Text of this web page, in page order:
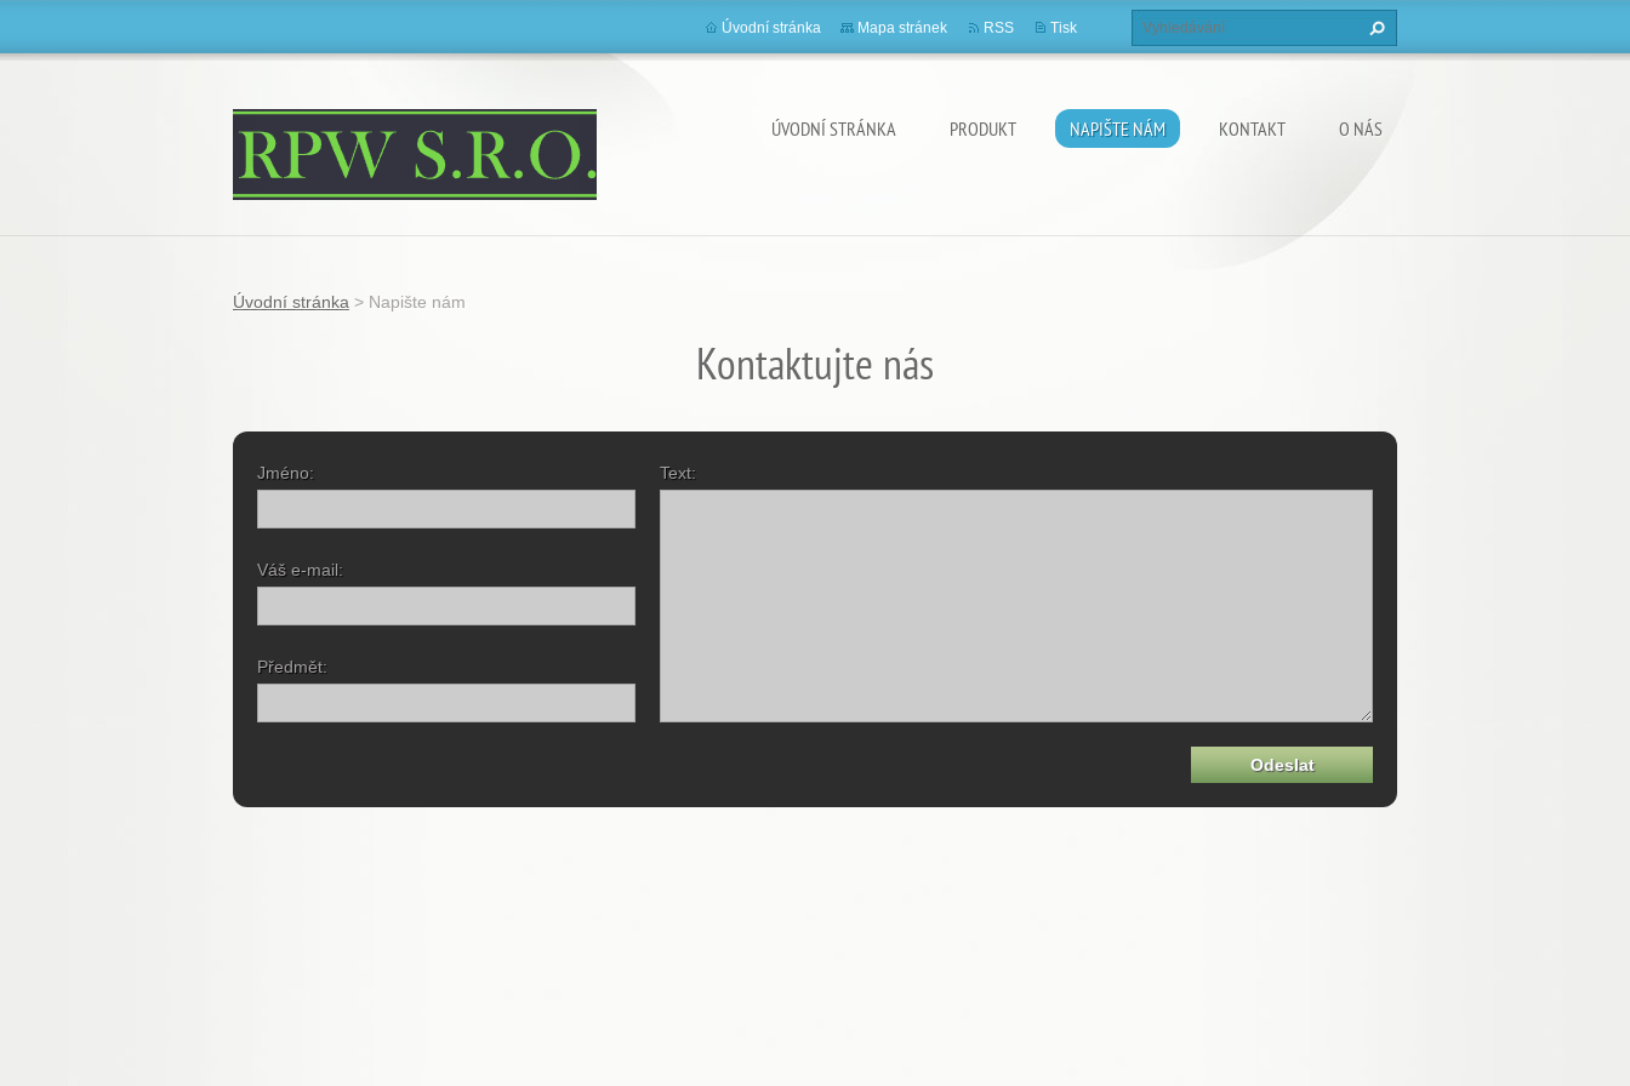
ÚVODNÍ STRÁNKA PRODUKT NAPIŠTE NÁM KONTAKT O NÁS
Úvodní stránka Mapa stránek RSS Tisk
Úvodní stránka > Napište nám
Kontaktujte nás
Jméno:
Váš e-mail:
Předmět:
Text: